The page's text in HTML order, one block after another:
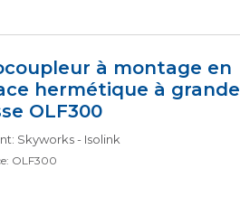
à montage en
hermétique à grande
OLF300
Skyworks - Isolink
OLF300